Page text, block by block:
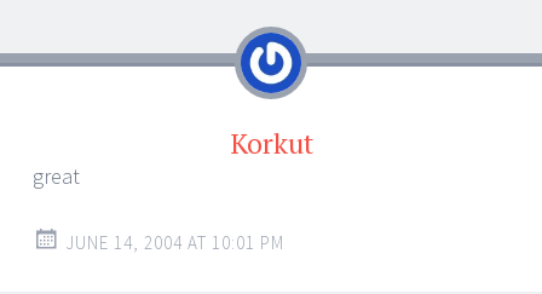
Korkut
great
JUNE 14, 2004 AT 10:01 PM